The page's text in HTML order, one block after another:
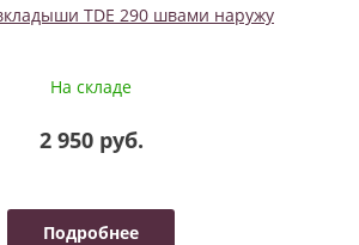
TDE 290 швами наружу
На складе
2 950 руб.
Подробнее